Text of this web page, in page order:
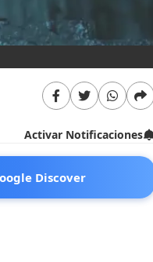
Activar Notificaciones
Discover